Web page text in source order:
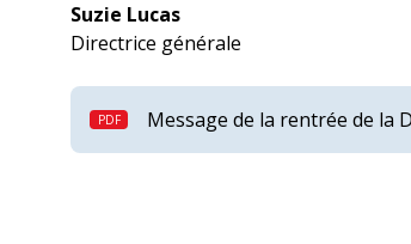
Suzie Lucas
Directrice générale
Message de la rentrée de la